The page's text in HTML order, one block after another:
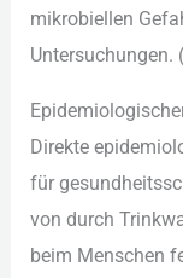
mikrobiellen
Untersuchungen. (
Direkte
f‬ür
v‬on d‬urch
b‬eim M‬enschen